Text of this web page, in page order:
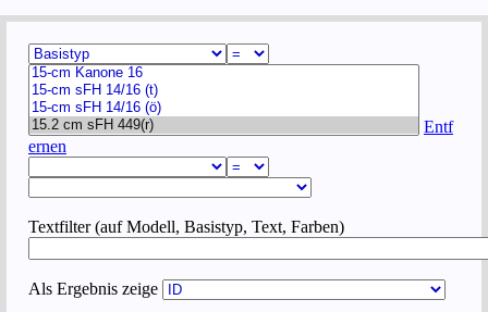
Entf
ernen
Textfilter (auf Modell, Basistyp, Text, Farben)
Als Ergebnis zeige